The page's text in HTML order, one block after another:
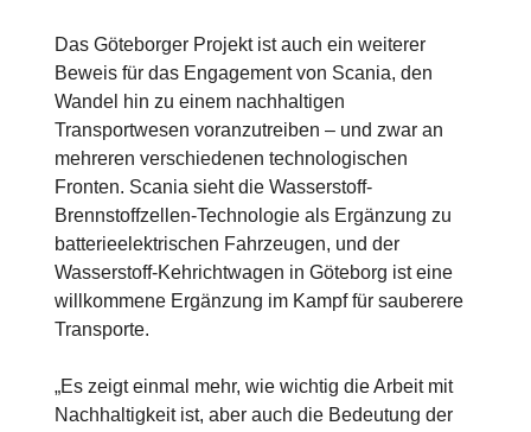
Das Göteborger Projekt ist auch ein weiterer
Beweis für das Engagement von Scania, den
Wandel hin zu einem nachhaltigen
Transportwesen voranzutreiben – und zwar an
mehreren verschiedenen technologischen
Fronten. Scania sieht die Wasserstoff-
Brennstoffzellen-Technologie als Ergänzung zu
batterieelektrischen Fahrzeugen, und der
Wasserstoff-Kehrichtwagen in Göteborg ist eine
willkommene Ergänzung im Kampf für sauberere
Transporte.
„Es zeigt einmal mehr, wie wichtig die Arbeit mit
Nachhaltigkeit ist, aber auch die Bedeutung der